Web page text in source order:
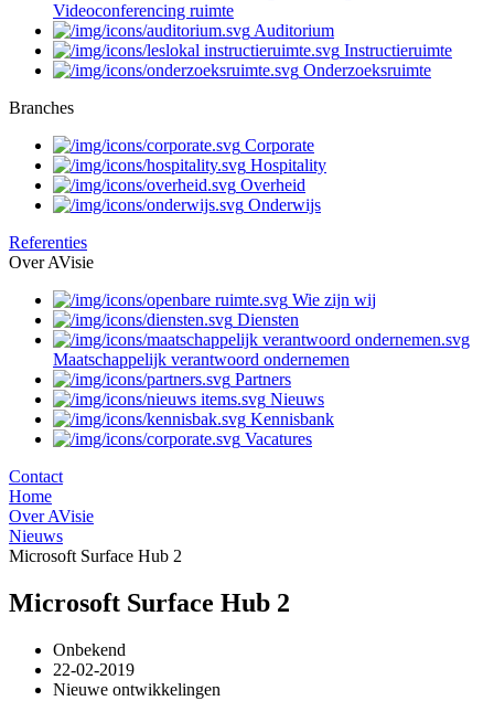
Videoconferencing ruimte
Auditorium
Instructieruimte
Onderzoeksruimte
Branches
Corporate
Hospitality
Overheid
Onderwijs
Referenties
Over AVisie
Wie zijn wij
Diensten
Maatschappelijk verantwoord ondernemen
Partners
Nieuws
Kennisbank
Vacatures
Contact
Home
Over AVisie
Nieuws
Microsoft Surface Hub 2
Microsoft Surface Hub 2
Onbekend
22-02-2019
Nieuwe ontwikkelingen